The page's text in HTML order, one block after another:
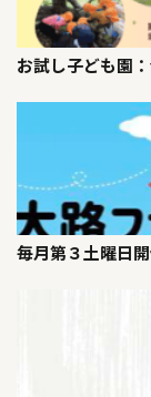
お試し子ども園
毎月第３土曜日